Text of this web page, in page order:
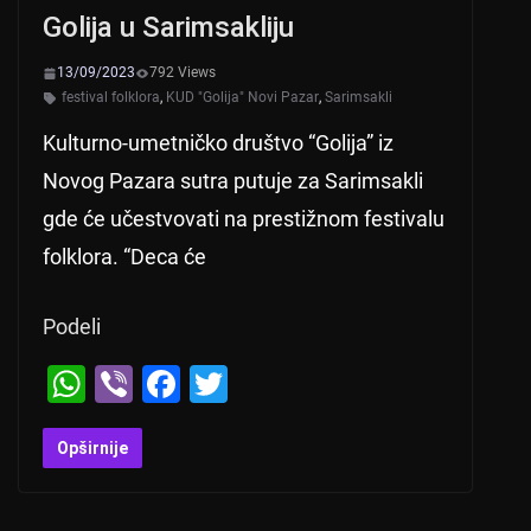
Golija u Sarimsakliju
13/09/2023
792 Views
festival folklora, KUD "Golija" Novi Pazar, Sarimsakli
Kulturno-umetničko društvo “Golija” iz
Novog Pazara sutra putuje za Sarimsakli
gde će učestvovati na prestižnom festivalu
folklora. “Deca će
Podeli
W
h
at
Vi
b
er
F
Opširnije